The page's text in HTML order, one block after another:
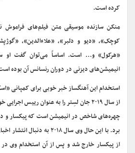
کرده است.
منکن سازنده موسیقی متن فیلم‌های فراموش
کوچک»، «دیو و دلبر»، «علاء‌الدین»،
«هرکول» و… است. اساساً می‌توان گفت او
انیمیشن‌های دیزنی در دوران رنسانس آن بوده
استخدام این آهنگساز خبر خوبی برای کمپانی
از سال ۲۰۱۹ جان لسِتر را به عنوان رییس
چهره‌های شاخص در انیمیشن است که پیکسار و
برد. با این حال وی سال ۲۰۱۸
از پیکسار خارج شد و پس از آن استخدام وی